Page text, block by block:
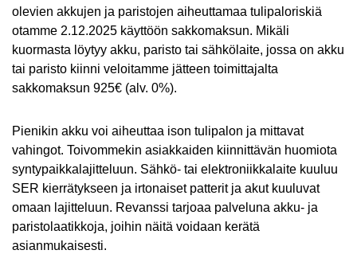
olevien akkujen ja paristojen aiheuttamaa tulipaloriskiä
otamme 2.12.2025 käyttöön sakkomaksun. Mikäli
kuormasta löytyy akku, paristo tai sähkölaite, jossa on akku
tai paristo kiinni veloitamme jätteen toimittajalta
sakkomaksun 925€ (alv. 0%).
Pienikin akku voi aiheuttaa ison tulipalon ja mittavat
vahingot. Toivommekin asiakkaiden kiinnittävän huomiota
syntypaikkalajitteluun. Sähkö- tai elektroniikkalaite kuuluu
SER kierrätykseen ja irtonaiset patterit ja akut kuuluvat
omaan lajitteluun. Revanssi tarjoaa palveluna akku- ja
paristolaatikkoja, joihin näitä voidaan kerätä
asianmukaisesti.